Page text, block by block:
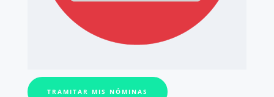
TRAMITAR MIS NÓMINAS